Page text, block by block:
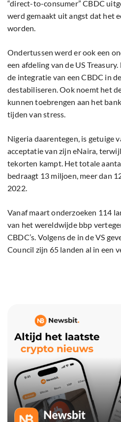
“direct-to-consumer” CBDC
werd gemaakt uit angst dat het
worden.
Ondertussen werd er ook een
een afdeling van de US
de integratie van een CBDC in
destabiliseren. Ook noemt het
kunnen toebrengen aan het
tijden van stress.
Nigeria daarentegen, is getuige
acceptatie van zijn eNaira,
tekorten kampt. Het totale
bedraagt ​​13 miljoen, meer dan
2022.
Vanaf maart onderzoeken 114
van het wereldwijde bbp
CBDC’s. Volgens de in de VS
Council zijn 65 landen al in een